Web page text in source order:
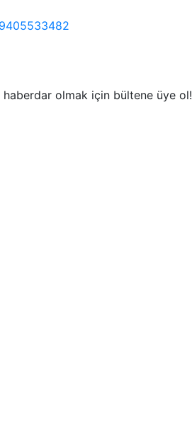
haberdar olmak için bültene üye ol!